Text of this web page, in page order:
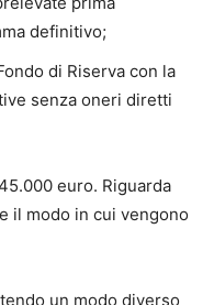
definitivo;
di Riserva con la
senza oneri diretti
euro. Riguarda
e il modo in cui vengono
un modo diverso